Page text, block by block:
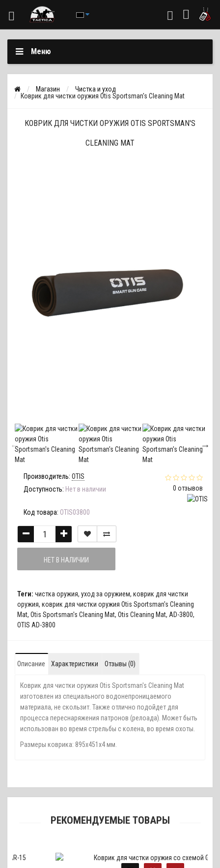
Меню
Магазин
Чистка и уход
Коврик для чистки оружия Otis Sportsman's Cleaning Mat
КОВРИК ДЛЯ ЧИСТКИ ОРУЖИЯ OTIS SPORTSMAN'S
CLEANING MAT
0 отзывов
Производитель: OTIS
Доступность: Нет в наличии
Код товара: OTIS03800
НЕТ В НАЛИЧИИ
Теги: чистка оружия, уход за оружием, коврик для чистки
оружия, коврик для чистки оружия Otis Sportsman's Cleaning
Mat, Otis Sportsman's Cleaning Mat, Otis Cleaning Mat, AD-3800,
OTIS AD-3800
Описание Характеристики Отзывы (0)
Коврик для чистки оружия Otis Sportsman's Cleaning Mat
изготовлен из специального водонепроницаемого
материала, не скользит. Также отлично подойдет для
процесса переснаряжения патронов (релоада). Может быть
использован во время стрельбы с колена, во время охоты.
Размеры коврика: 895х451х4 мм.
РЕКОМЕНДУЕМЫЕ ТОВАРЫ